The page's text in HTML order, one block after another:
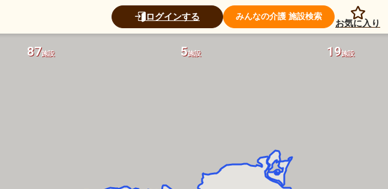
ログインする みんなの介護 施設検索
お気に入り
87施設 5施設 19施設